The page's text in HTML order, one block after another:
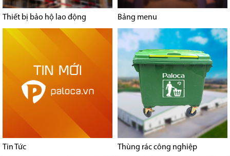
Thiết bị bảo hộ lao động Bảng menu
Tin Tức Thùng rác công nghiệp